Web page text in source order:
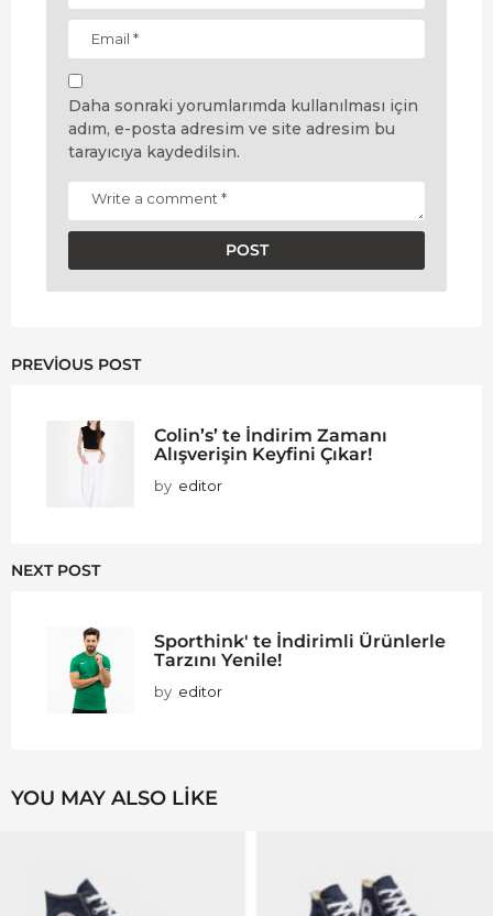
Daha sonraki yorumlarımda kullanılması için
adım, e-posta adresim ve site adresim bu
tarayıcıya kaydedilsin.
PREVIOUS POST
Colin’s’ te İndirim Zamanı
Alışverişin Keyfini Çıkar!
by editor
NEXT POST
Sporthink' te İndirimli Ürünlerle
Tarzını Yenile!
by editor
YOU MAY ALSO LIKE